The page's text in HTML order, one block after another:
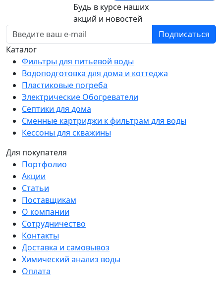
Будь в курсе наших
акций и новостей
Подписаться
Каталог
Фильтры для питьевой воды
Водоподготовка для дома и коттеджа
Пластиковые погреба
Электрические Обогреватели
Септики для дома
Сменные картриджи к фильтрам для воды
Кессоны для скважины
Для покупателя
Портфолио
Акции
Статьи
Поставщикам
О компании
Сотрудничество
Контакты
Доставка и самовывоз
Химический анализ воды
Оплата